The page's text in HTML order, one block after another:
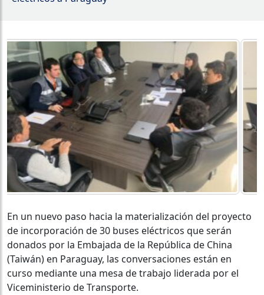
En un nuevo paso hacia la materialización del proyecto
de incorporación de 30 buses eléctricos que serán
donados por la Embajada de la República de China
(Taiwán) en Paraguay, las conversaciones están en
curso mediante una mesa de trabajo liderada por el
Viceministerio de Transporte.